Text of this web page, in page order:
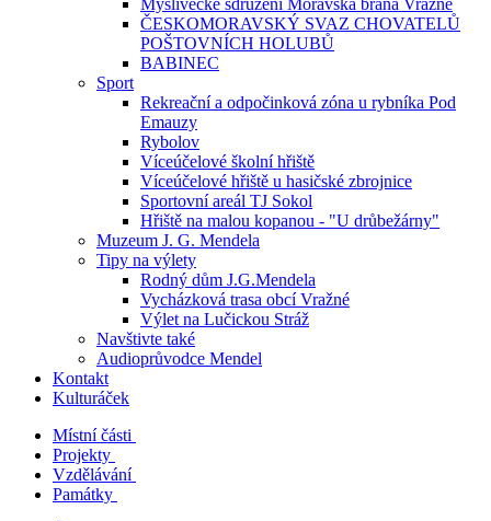
Myslivecké sdružení Moravská brána Vražné
ČESKOMORAVSKÝ SVAZ CHOVATELŮ
POŠTOVNÍCH HOLUBŮ
BABINEC
Sport
Rekreační a odpočinková zóna u rybníka Pod
Emauzy
Rybolov
Víceúčelové školní hřiště
Víceúčelové hřiště u hasičské zbrojnice
Sportovní areál TJ Sokol
Hřiště na malou kopanou - "U drůbežárny"
Muzeum J. G. Mendela
Tipy na výlety
Rodný dům J.G.Mendela
Vycházková trasa obcí Vražné
Výlet na Lučickou Stráž
Navštivte také
Audioprůvodce Mendel
Kontakt
Kulturáček
Místní části
Projekty
Vzdělávání
Památky